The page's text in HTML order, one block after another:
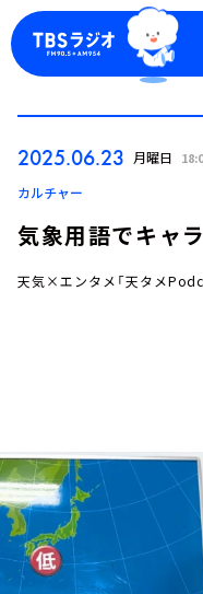
トピックス
TBS Podcast
お知らせ
イベント・グッズ
YouTube
会社情報
2025.06.23 月曜日
カルチャー
気象用語でキャ
天気×エンタメ「天タメ